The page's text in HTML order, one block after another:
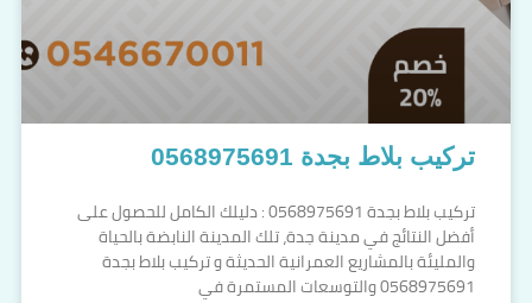
تركيب بلاط بجدة 0568975691
تركيب بلاط بجدة 0568975691 : دليلك الكامل للحصول على
أفضل النتائج في مدينة جدة، تلك المدينة النابضة بالحياة
والمليئة بالمشاريع العمرانية الحديثة و تركيب بلاط بجدة
0568975691 والتوسعات المستمرة في